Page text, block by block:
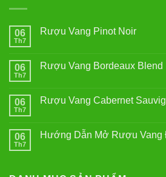
06
Th7
Rượu Vang Pinot Noir
luận
Pinot
Noir
06
Th7
Rượu Vang Bordeaux Blend
luận
Bordeaux
Blend
06
Th7
Rượu Vang Cabernet
luận
Sauvignon
06
Th7
Hướng Dẫn Mở Rượu Vang